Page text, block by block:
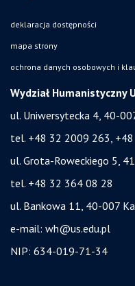
deklaracja dostępności
mapa strony
ochrona danych osobowych i
Wydział Humanistyczny
ul. Uniwersytecka 4, 40-
tel. +48 32 2009 263,
ul. Grota-Roweckiego 5,
tel. +48 32 364 08 28
ul. Bankowa 11, 40-007
e-mail: wh@us.edu.pl
NIP: 634-019-71-34